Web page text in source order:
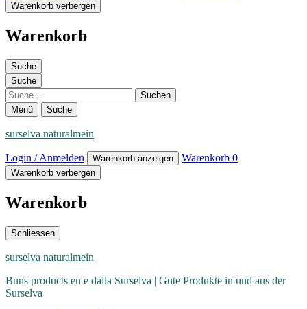
Warenkorb verbergen
Warenkorb
Suche
Suche
Suche
Menü Suche
surselva naturalmein
Login / Anmelden Warenkorb anzeigen Warenkorb 0
Warenkorb verbergen
Warenkorb
Schliessen
surselva naturalmein
Buns products en e dalla Surselva | Gute Produkte in und aus der
Surselva